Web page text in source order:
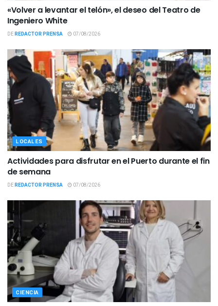
«Volver a levantar el telón», el deseo del Teatro de
Ingeniero White
DEREDACTOR PRENSA 07/08/2026
LOCALES
Actividades para disfrutar en el Puerto durante el fin
de semana
DEREDACTOR PRENSA 07/08/2026
CIENCIA